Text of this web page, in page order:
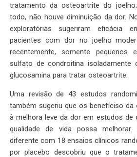
tratamento da osteoartrite do
todo, não houve diminuição da dor.
exploratórias sugeriram eficácia
pacientes com dor no joelho
recentemente, somente pequenos
sulfato de condroitina isoladamente
glucosamina para tratar osteoartrite.
Uma revisão de 43 estudos
também sugeriu que os benefíciso da
à melhora leve da dor em estudos de
qualidade de vida possa melhorar.
diferente com 18 ensaios clínicos
por placebo descobriu que o